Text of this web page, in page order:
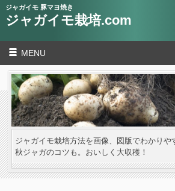
ジャガイモ 豚マヨ焼き
ジャガイモ栽培.com
MENU
ジャガイモ栽培方法を画像、図版でわかりや
秋ジャガのコツも。おいしく大収穫！